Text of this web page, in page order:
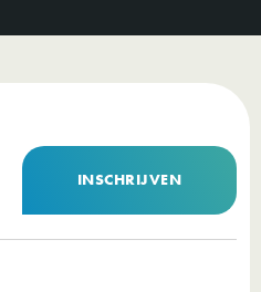
INSCHRIJVEN